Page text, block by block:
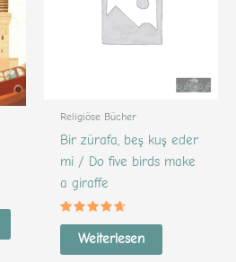
Religiöse Bücher
Bir zürafa, beş kuş eder
mi / Do five birds make
a giraffe
Bewertet
mit
4.50
von 5
Weiterlesen